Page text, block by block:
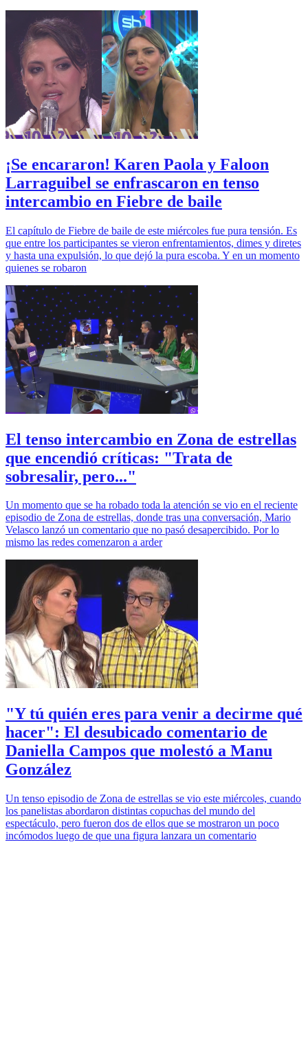
¡Se encararon! Karen Paola y Faloon
Larraguibel se enfrascaron en tenso
intercambio en Fiebre de baile
El capítulo de Fiebre de baile de este miércoles fue pura tensión. Es
que entre los participantes se vieron enfrentamientos, dimes y diretes
y hasta una expulsión, lo que dejó la pura escoba. Y en un momento
quienes se robaron
El tenso intercambio en Zona de estrellas
que encendió críticas: "Trata de
sobresalir, pero..."
Un momento que se ha robado toda la atención se vio en el reciente
episodio de Zona de estrellas, donde tras una conversación, Mario
Velasco lanzó un comentario que no pasó desapercibido. Por lo
mismo las redes comenzaron a arder
"Y tú quién eres para venir a decirme qué
hacer": El desubicado comentario de
Daniella Campos que molestó a Manu
González
Un tenso episodio de Zona de estrellas se vio este miércoles, cuando
los panelistas abordaron distintas copuchas del mundo del
espectáculo, pero fueron dos de ellos que se mostraron un poco
incómodos luego de que una figura lanzara un comentario